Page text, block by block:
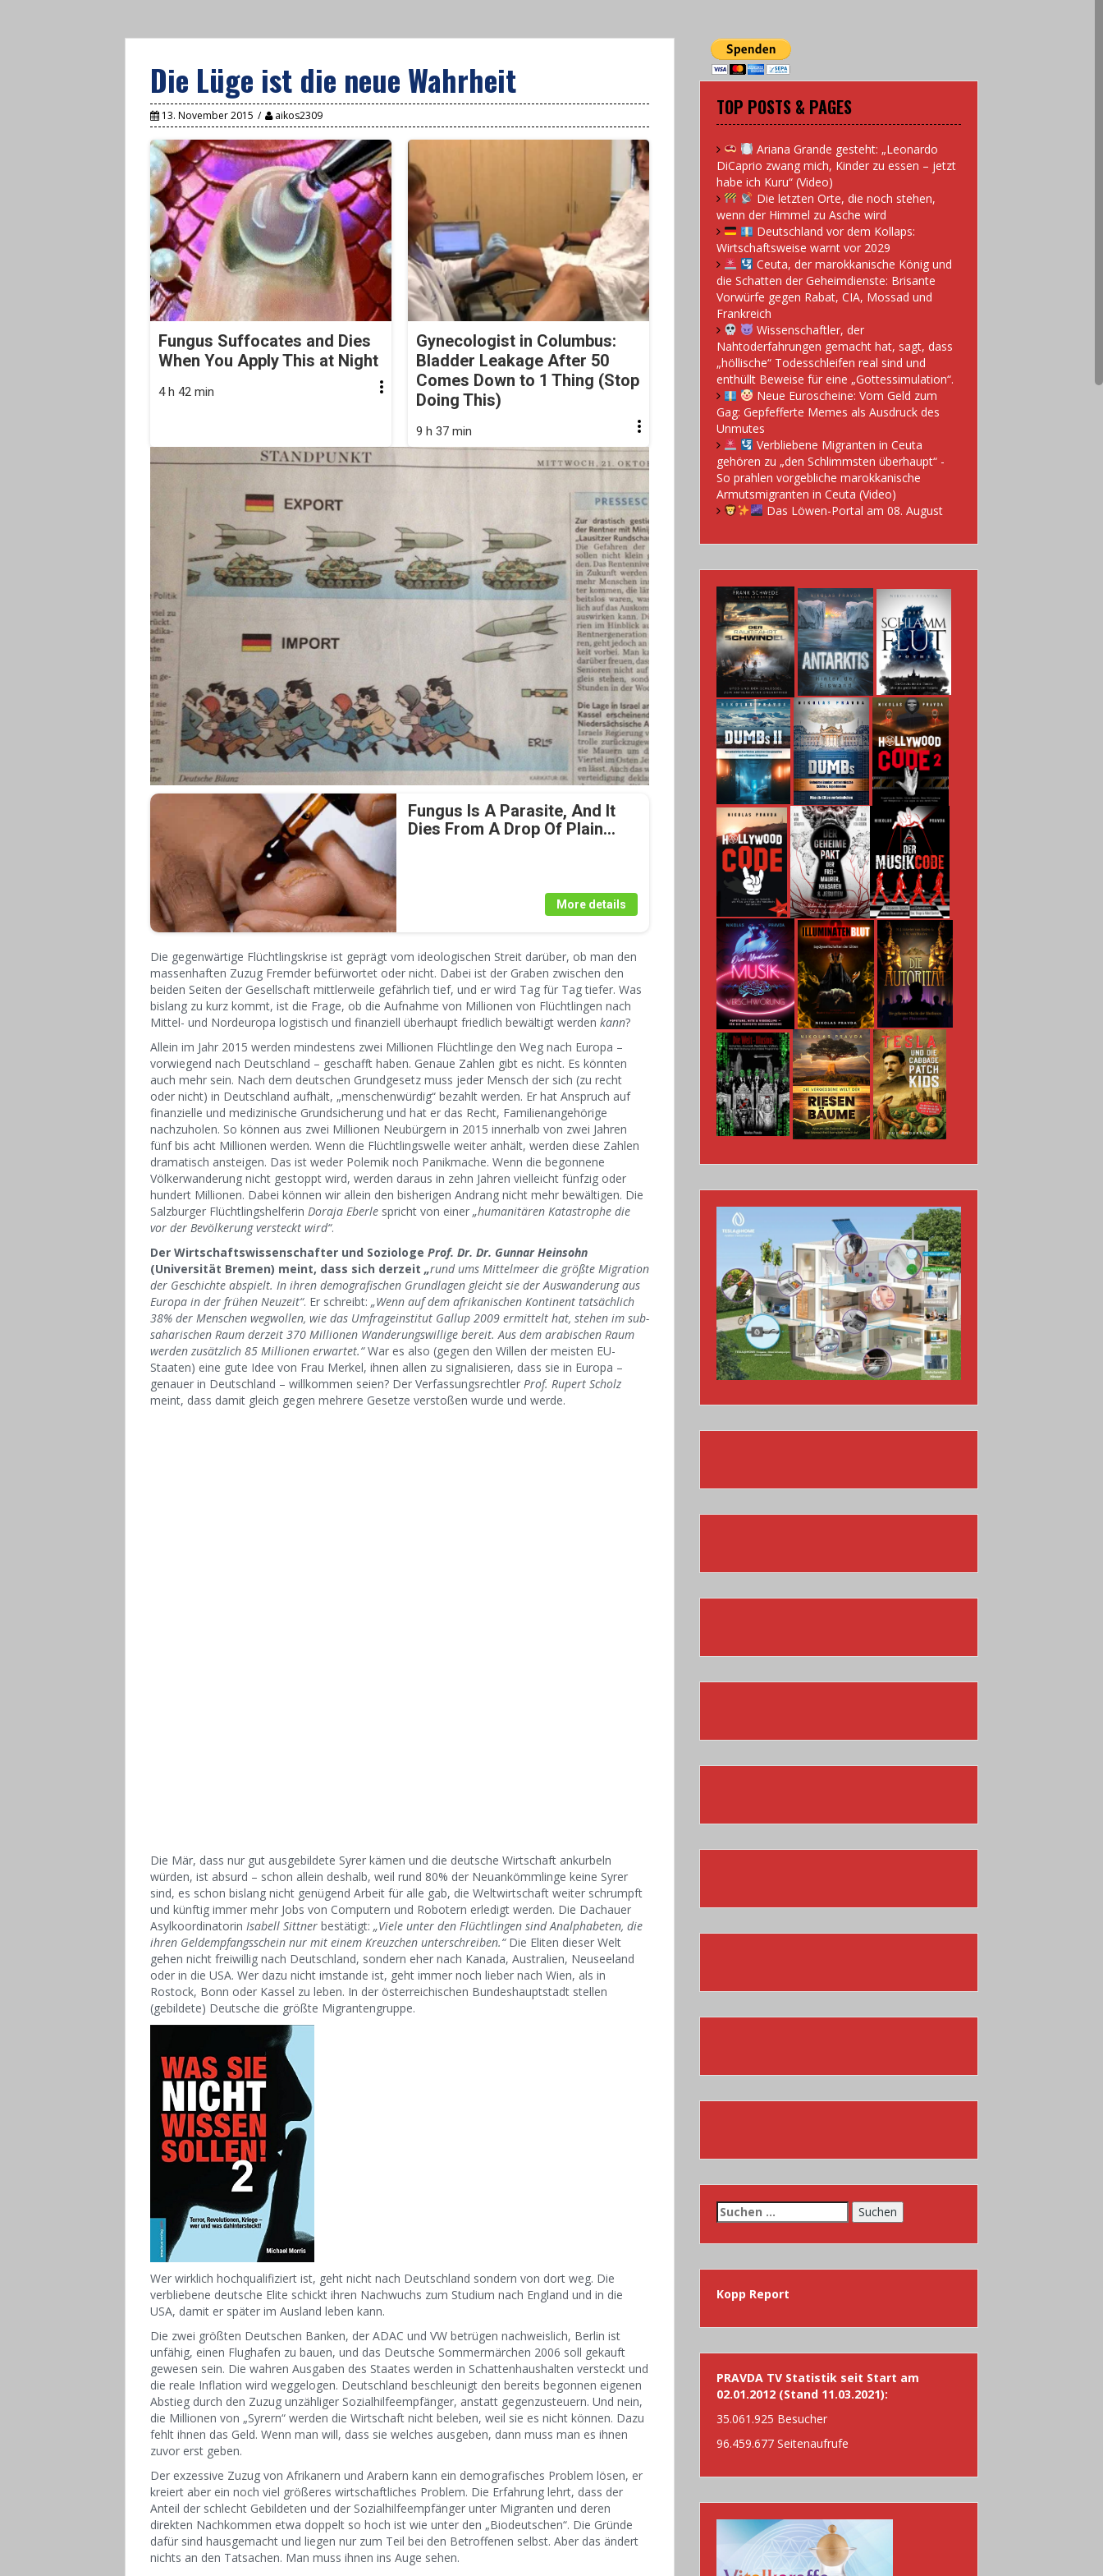
Die Lüge ist die neue Wahrheit
13. November 2015 aikos2309
Fungus Suffocates and Dies
When You Apply This at Night
4 h 42 min
Gynecologist in Columbus:
Bladder Leakage After 50
Comes Down to 1 Thing (Stop
Doing This)
9 h 37 min
Fungus Is A Parasite, And It
Dies From A Drop Of Plain...
More details
Die gegenwärtige Flüchtlingskrise ist geprägt vom ideologischen Streit darüber, ob man den
massenhaften Zuzug Fremder befürwortet oder nicht. Dabei ist der Graben zwischen den
beiden Seiten der Gesellschaft mittlerweile gefährlich tief, und er wird Tag für Tag tiefer. Was
bislang zu kurz kommt, ist die Frage, ob die Aufnahme von Millionen von Flüchtlingen nach
Mittel- und Nordeuropa logistisch und finanziell überhaupt friedlich bewältigt werden kann?
Allein im Jahr 2015 werden mindestens zwei Millionen Flüchtlinge den Weg nach Europa –
vorwiegend nach Deutschland – geschafft haben. Genaue Zahlen gibt es nicht. Es könnten
auch mehr sein. Nach dem deutschen Grundgesetz muss jeder Mensch der sich (zu recht
oder nicht) in Deutschland aufhält, „menschenwürdig“ bezahlt werden. Er hat Anspruch auf
finanzielle und medizinische Grundsicherung und hat er das Recht, Familienangehörige
nachzuholen. So können aus zwei Millionen Neubürgern in 2015 innerhalb von zwei Jahren
fünf bis acht Millionen werden. Wenn die Flüchtlingswelle weiter anhält, werden diese Zahlen
dramatisch ansteigen. Das ist weder Polemik noch Panikmache. Wenn die begonnene
Völkerwanderung nicht gestoppt wird, werden daraus in zehn Jahren vielleicht fünfzig oder
hundert Millionen. Dabei können wir allein den bisherigen Andrang nicht mehr bewältigen. Die
Salzburger Flüchtlingshelferin Doraja Eberle spricht von einer „humanitären Katastrophe die
vor der Bevölkerung versteckt wird“.
Der Wirtschaftswissenschafter und Soziologe Prof. Dr. Dr. Gunnar Heinsohn
(Universität Bremen) meint, dass sich derzeit „rund ums Mittelmeer die größte Migration
der Geschichte abspielt. In ihren demografischen Grundlagen gleicht sie der Auswanderung aus
Europa in der frühen Neuzeit“. Er schreibt: „Wenn auf dem afrikanischen Kontinent tatsächlich
38% der Menschen wegwollen, wie das Umfrageinstitut Gallup 2009 ermittelt hat, stehen im sub-
saharischen Raum derzeit 370 Millionen Wanderungswillige bereit. Aus dem arabischen Raum
werden zusätzlich 85 Millionen erwartet.“War es also (gegen den Willen der meisten EU-
Staaten) eine gute Idee von Frau Merkel, ihnen allen zu signalisieren, dass sie in Europa –
genauer in Deutschland – willkommen seien? Der Verfassungsrechtler Prof. Rupert Scholz
meint, dass damit gleich gegen mehrere Gesetze verstoßen wurde und werde.
Die Mär, dass nur gut ausgebildete Syrer kämen und die deutsche Wirtschaft ankurbeln
würden, ist absurd – schon allein deshalb, weil rund 80% der Neuankömmlinge keine Syrer
sind, es schon bislang nicht genügend Arbeit für alle gab, die Weltwirtschaft weiter schrumpft
und künftig immer mehr Jobs von Computern und Robotern erledigt werden. Die Dachauer
Asylkoordinatorin Isabell Sittner bestätigt: „Viele unter den Flüchtlingen sind Analphabeten, die
ihren Geldempfangsschein nur mit einem Kreuzchen unterschreiben.“Die Eliten dieser Welt
gehen nicht freiwillig nach Deutschland, sondern eher nach Kanada, Australien, Neuseeland
oder in die USA. Wer dazu nicht imstande ist, geht immer noch lieber nach Wien, als in
Rostock, Bonn oder Kassel zu leben. In der österreichischen Bundeshauptstadt stellen
(gebildete) Deutsche die größte Migrantengruppe.
Wer wirklich hochqualifiziert ist, geht nicht nach Deutschland sondern von dort weg. Die
verbliebene deutsche Elite schickt ihren Nachwuchs zum Studium nach England und in die
USA, damit er später im Ausland leben kann.
Die zwei größten Deutschen Banken, der ADAC und VW betrügen nachweislich, Berlin ist
unfähig, einen Flughafen zu bauen, und das Deutsche Sommermärchen 2006 soll gekauft
gewesen sein. Die wahren Ausgaben des Staates werden in Schattenhaushalten versteckt und
die reale Inflation wird weggelogen. Deutschland beschleunigt den bereits begonnen eigenen
Abstieg durch den Zuzug unzähliger Sozialhilfeempfänger, anstatt gegenzusteuern. Und nein,
die Millionen von „Syrern“ werden die Wirtschaft nicht beleben, weil sie es nicht können. Dazu
fehlt ihnen das Geld. Wenn man will, dass sie welches ausgeben, dann muss man es ihnen
zuvor erst geben.
Der exzessive Zuzug von Afrikanern und Arabern kann ein demografisches Problem lösen, er
kreiert aber ein noch viel größeres wirtschaftliches Problem. Die Erfahrung lehrt, dass der
Anteil der schlecht Gebildeten und der Sozialhilfeempfänger unter Migranten und deren
direkten Nachkommen etwa doppelt so hoch ist wie unter den „Biodeutschen“. Die Gründe
dafür sind hausgemacht und liegen nur zum Teil bei den Betroffenen selbst. Aber das ändert
nichts an den Tatsachen. Man muss ihnen ins Auge sehen.
TOP POSTS & PAGES
Ariana Grande gesteht: „Leonardo
DiCaprio zwang mich, Kinder zu essen – jetzt
habe ich Kuru“ (Video)
Die letzten Orte, die noch stehen,
wenn der Himmel zu Asche wird
Deutschland vor dem Kollaps:
Wirtschaftsweise warnt vor 2029
Ceuta, der marokkanische König und
die Schatten der Geheimdienste: Brisante
Vorwürfe gegen Rabat, CIA, Mossad und
Frankreich
Wissenschaftler, der
Nahtoderfahrungen gemacht hat, sagt, dass
„höllische“ Todesschleifen real sind und
enthüllt Beweise für eine „Gottessimulation“.
Neue Euroscheine: Vom Geld zum
Gag: Gepfefferte Memes als Ausdruck des
Unmutes
Verbliebene Migranten in Ceuta
gehören zu „den Schlimmsten überhaupt“ -
So prahlen vorgebliche marokkanische
Armutsmigranten in Ceuta (Video)
Das Löwen-Portal am 08. August
Suchen
nach:
Kopp Report
PRAVDA TV Statistik seit Start am
02.01.2012 (Stand 11.03.2021):
35.061.925 Besucher
96.459.677 Seitenaufrufe